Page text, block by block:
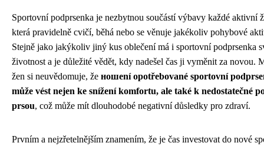
Sportovní podprsenka je nezbytnou součástí výbavy každé aktivní
která pravidelně cvičí, běhá nebo se věnuje jakékoliv pohybové
Stejně jako jakýkoliv jiný kus oblečení má i sportovní podprsenka
životnost a je důležité vědět, kdy nadešel čas ji vyměnit za novou.
žen si neuvědomuje, že ношení opotřebované sportovní
může vést nejen ke snížení komfortu, ale také k nedostatečné
prsou, což může mít dlouhodobé negativní důsledky pro zdraví.
Prvním a nejzřetelnějším znamením, že je čas investovat do nové